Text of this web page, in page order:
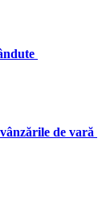
de vară